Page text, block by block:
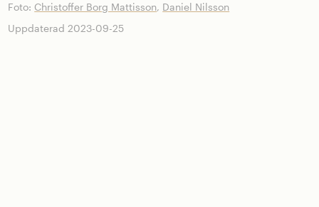
Foto: Christoffer Borg Mattisson, Daniel Nilsson
Uppdaterad 2023-09-25